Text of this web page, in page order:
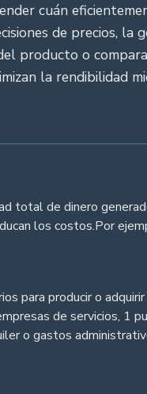
cuán
de precios,
producto o
la rendibilidad
total de dinero
los costos.Por
para producir o
de servicios, 1
o gastos